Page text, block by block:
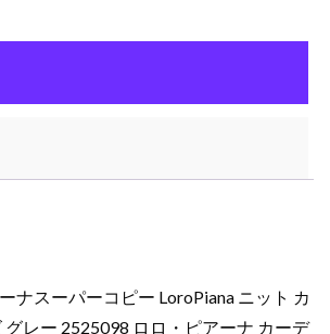
ナスーパーコピー LoroPiana ニット カ
グレー 2525098 ロロ・ピアーナ カーデ